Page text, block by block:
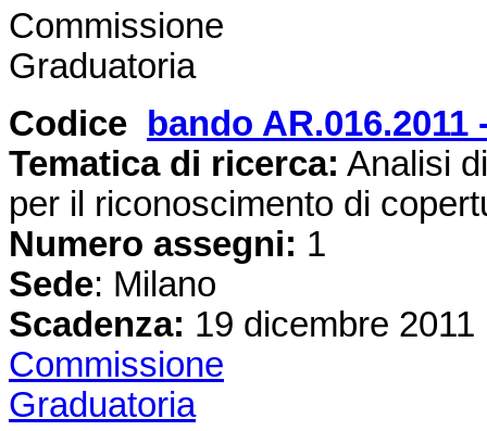
Commissione
Graduatoria
Codice
bando AR.016.2011
Tematica di ricerca: Analisi
per il riconoscimento di
Numero assegni: 1
Sede: Milano
Scadenza: 19 dicembre 2011
Commissione
Graduatoria